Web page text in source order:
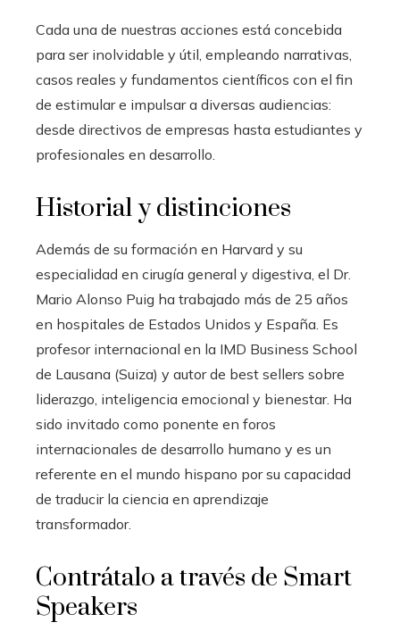
Cada una de nuestras acciones está concebida
para ser inolvidable y útil, empleando narrativas,
casos reales y fundamentos científicos con el fin
de estimular e impulsar a diversas audiencias:
desde directivos de empresas hasta estudiantes y
profesionales en desarrollo.
Historial y distinciones
Además de su formación en Harvard y su
especialidad en cirugía general y digestiva, el Dr.
Mario Alonso Puig ha trabajado más de 25 años
en hospitales de Estados Unidos y España. Es
profesor internacional en la IMD Business School
de Lausana (Suiza) y autor de best sellers sobre
liderazgo, inteligencia emocional y bienestar. Ha
sido invitado como ponente en foros
internacionales de desarrollo humano y es un
referente en el mundo hispano por su capacidad
de traducir la ciencia en aprendizaje
transformador.
Contrátalo a través de Smart
Speakers